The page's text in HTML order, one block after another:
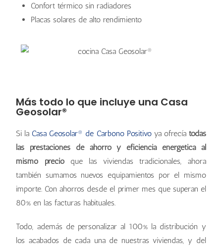
Confort térmico sin radiadores
Placas solares de alto rendimiento
Más todo lo que incluye una Casa
Geosolar®
Si la Casa Geosolar® de Carbono Positivoya ofrecía todas
las prestaciones de ahorro y eficiencia energética al
mismo precio que las viviendas tradicionales, ahora
también sumamos nuevos equipamientos por el mismo
importe. Con ahorros desde el primer mes que superan el
80% en las facturas habituales.
Todo, además de personalizar al 100% la distribución y
los acabados de cada una de nuestras viviendas, y del